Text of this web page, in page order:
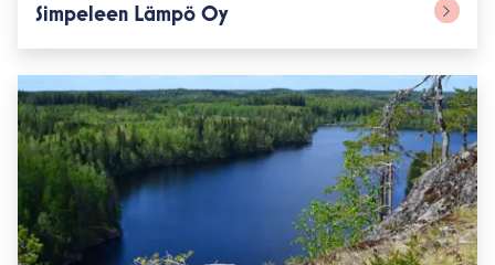
Simpeleen Lämpö Oy